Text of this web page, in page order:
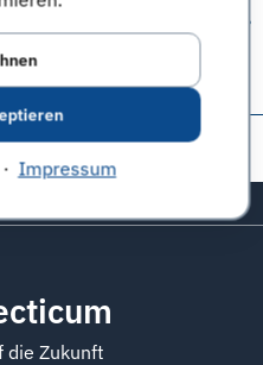
Impressum
die Zukunft